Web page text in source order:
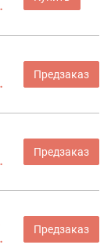
Предзаказ
Предзаказ
Предзаказ